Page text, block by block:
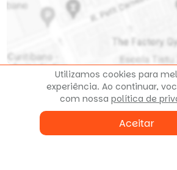
Fale conosco
ou agende uma
Utilizamos cookies para
experiência. Ao continuar,
com nossapolítica de
Aceitar